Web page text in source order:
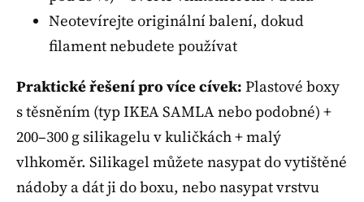
Neotevírejte originální balení, dokud
filament nebudete používat
Praktické řešení pro více cívek: Plastové boxy
s těsněním (typ IKEA SAMLA nebo podobné) +
200–300 g silikagelu v kuličkách + malý
vlhkoměr. Silikagel můžete nasypat do vytištěné
nádoby a dát ji do boxu, nebo nasypat vrstvu